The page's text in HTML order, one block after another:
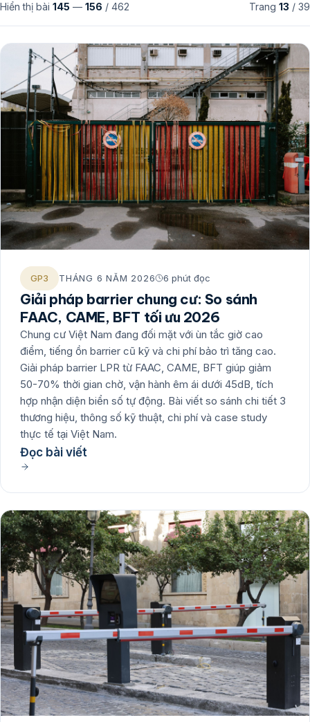
Hiển thị bài 145 — 156 / 462 Trang 13 / 39
GP3 THÁNG 6 NĂM 2026 6 phút đọc
Giải pháp barrier chung cư: So sánh
FAAC, CAME, BFT tối ưu 2026
Chung cư Việt Nam đang đối mặt với ùn tắc giờ cao
điểm, tiếng ồn barrier cũ kỹ và chi phí bảo trì tăng cao.
Giải pháp barrier LPR từ FAAC, CAME, BFT giúp giảm
50-70% thời gian chờ, vận hành êm ái dưới 45dB, tích
hợp nhận diện biển số tự động. Bài viết so sánh chi tiết 3
thương hiệu, thông số kỹ thuật, chi phí và case study
thực tế tại Việt Nam.
Đọc bài viết